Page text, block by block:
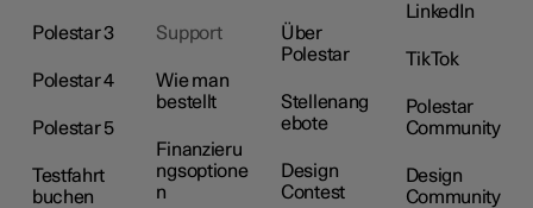
Polestar 3
Polestar 4
Polestar 5
Testfahrt
buchen
Support
Wie man
bestellt
Finanzieru
ngsoptione
n
Über
Polestar
Stellenang
ebote
Design
Contest
LinkedIn
TikTok
Polestar
Community
Design
Community